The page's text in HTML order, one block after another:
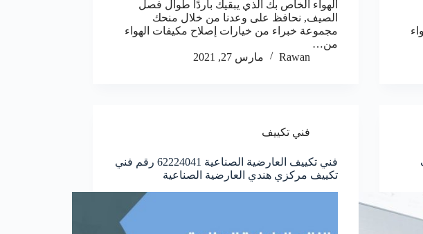
الهواء الخاص بك الذي يبقيك باردًا طوال فصل
الصيف, نحافظ على وعدنا من خلال منحك
مجموعة خبراء من خيارات إصلاح مكيفات الهواء
من…
Rawan
مارس 27, 2021
فني تكييف
فني تكييف العارضية الصناعية 62224041 رقم فني
تكييف مركزي هندي العارضية الصناعية